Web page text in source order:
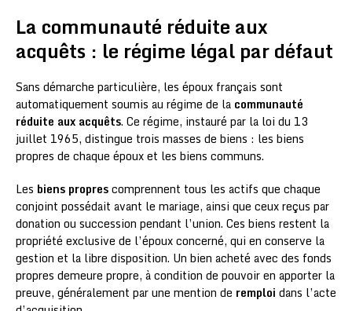
La communauté réduite aux
acquêts : le régime légal par défaut
Sans démarche particulière, les époux français sont
automatiquement soumis au régime de la communauté
réduite aux acquêts. Ce régime, instauré par la loi du 13
juillet 1965, distingue trois masses de biens : les biens
propres de chaque époux et les biens communs.
Les biens proprescomprennent tous les actifs que chaque
conjoint possédait avant le mariage, ainsi que ceux reçus par
donation ou succession pendant l’union. Ces biens restent la
propriété exclusive de l’époux concerné, qui en conserve la
gestion et la libre disposition. Un bien acheté avec des fonds
propres demeure propre, à condition de pouvoir en apporter la
preuve, généralement par une mention de remploi dans l’acte